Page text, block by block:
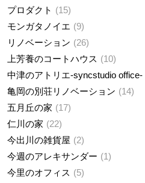
プロダクト
15
モンガタノイエ
9
リノベーション
26
上芳養のコートハウス
10
中津のアトリエ-syncstudio office-
亀岡の別荘リノベーション
14
五月丘の家
17
仁川の家
22
今出川の雑貨屋
2
今週のアレキサンダー
1
今里のオフィス
5